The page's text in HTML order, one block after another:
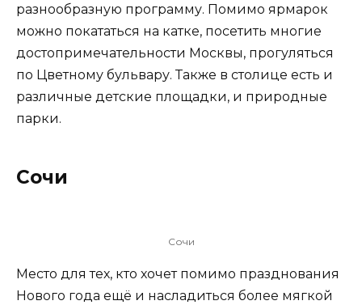
разнообразную программу. Помимо ярмарок
можно покататься на катке, посетить многие
достопримечательности Москвы, прогуляться
по Цветному бульвару. Также в столице есть и
различные детские площадки, и природные
парки.
Сочи
Сочи
Место для тех, кто хочет помимо празднования
Нового года ещё и насладиться более мягкой